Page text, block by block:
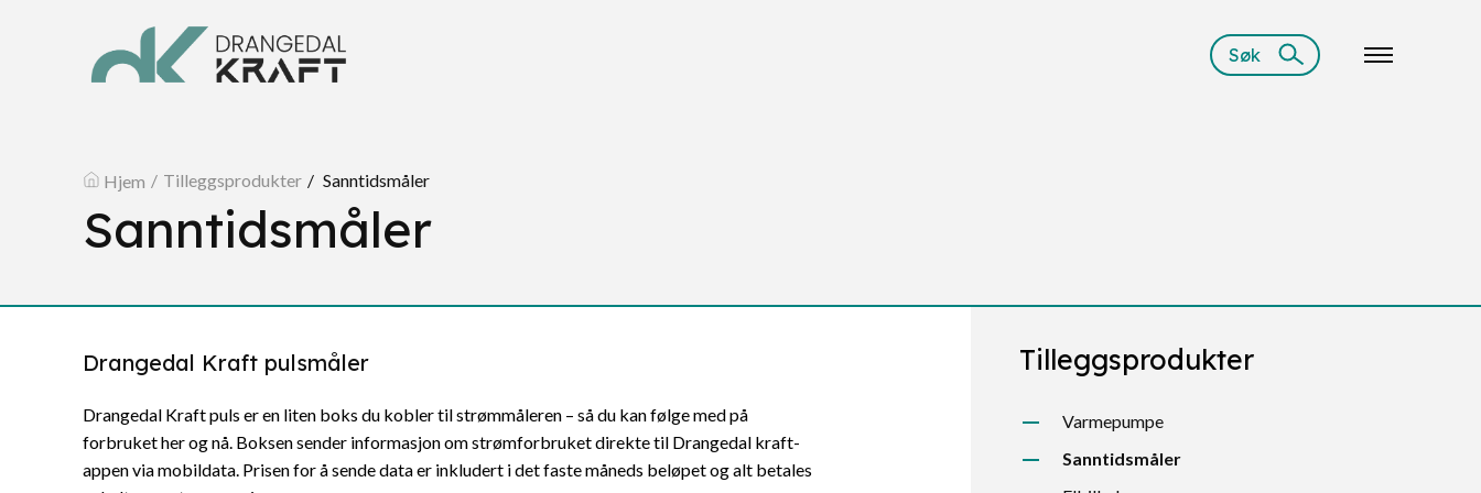
Søk
Hjem Tilleggsprodukter Sanntidsmåler
Sanntidsmåler
Drangedal Kraft pulsmåler
Drangedal Kraft puls er en liten boks du kobler til strømmåleren – så du kan følge med på
forbruket her og nå. Boksen sender informasjon om strømforbruket direkte til Drangedal kraft-
appen via mobildata. Prisen for å sende data er inkludert i det faste måneds beløpet og alt betales
Tilleggsprodukter
Varmepumpe
Sanntidsmåler